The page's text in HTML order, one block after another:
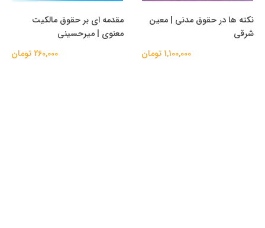
نکته ها در حقوق مدنی | معین
شرقی
1,100,000 تومان
مقدمه ای بر حقوق مالکیت
معنوی | میرحسینی
260,000 تومان